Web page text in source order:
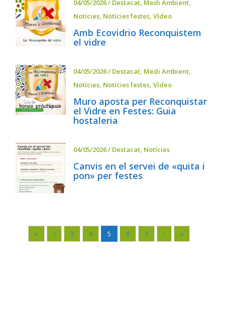
04/05/2026/ Destacat, Medi Ambient,
Notícies, Notícies festes,Vídeo
Amb Ecovidrio Reconquistem
el vidre
04/05/2026/ Destacat, Medi Ambient,
Notícies, Notícies festes,Vídeo
Muro aposta per Reconquistar
el Vidre en Festes: Guia
hostaleria
04/05/2026/ Destacat, Notícies
Canvis en el servei de «quita i
pon» per festes
« ‹ 3 4 5 6 7 › »